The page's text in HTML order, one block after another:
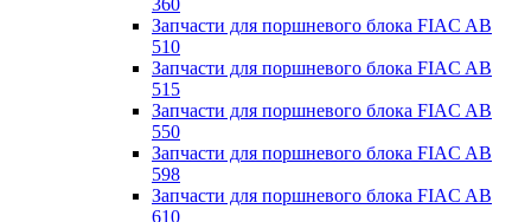
360
Запчасти для поршневого блока FIAC AB
510
Запчасти для поршневого блока FIAC AB
515
Запчасти для поршневого блока FIAC AB
550
Запчасти для поршневого блока FIAC AB
598
Запчасти для поршневого блока FIAC AB
610